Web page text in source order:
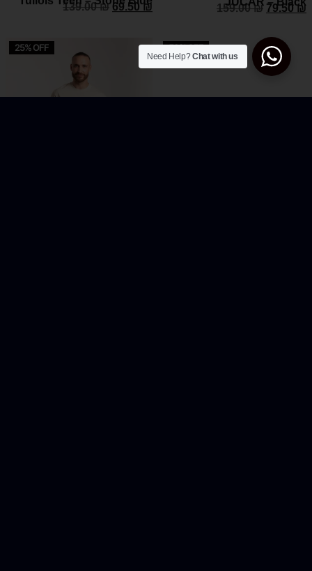
Tuliois Teen – Stone Blue
139.00 ₪ 69.50₪
JUCAR – Black
159.00 ₪ 79.50₪
25% OFF 50% OFF
Need Help?Chat with us